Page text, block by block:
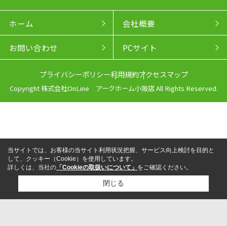
ホーム 会社概要
お問い合わせ PCサイト
プライバシーポリシー利用規約アクセスマップ
Copyright 株式会社OnLine アークホーム小阪店 All Rights Reserved.
LINEからお問い合わせ
当サイトでは、お客様の当サイト利用状況把握、サービス向上検討を目的と
して、クッキー（Cookie）を使用しています。
詳しくは、当社の 「Cookieの取扱いについて」 をご確認ください。
閉じる